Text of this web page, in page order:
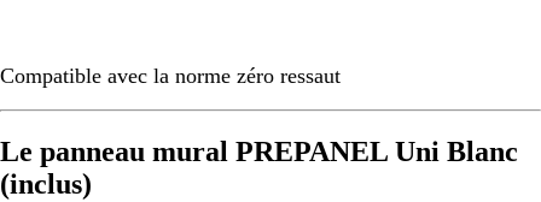
Compatible avec la norme zéro ressaut
Le panneau mural PREPANEL Uni Blanc
(inclus)